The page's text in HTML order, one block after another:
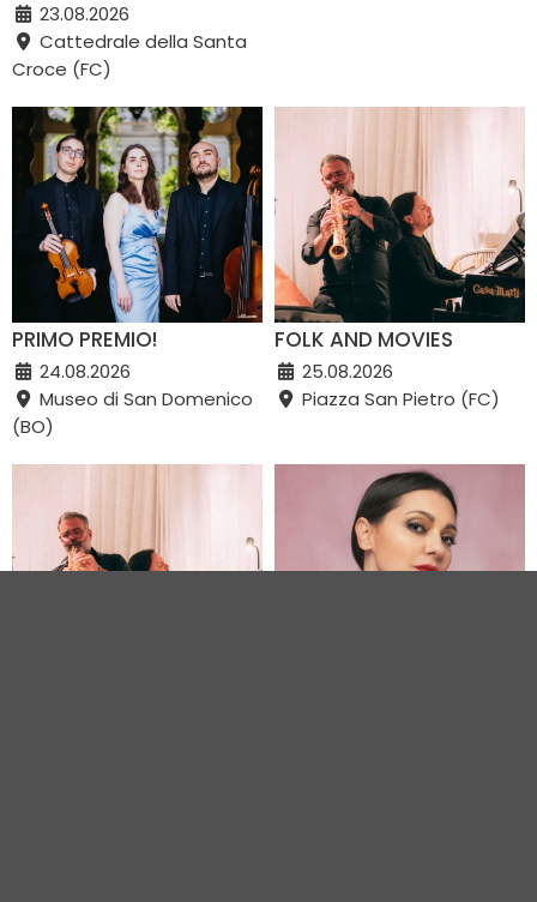
23.08.2026
Cattedrale della Santa
Croce (FC)
PRIMO PREMIO!
24.08.2026
Museo di San Domenico
(BO)
FOLK AND MOVIES
25.08.2026
Piazza San Pietro (FC)